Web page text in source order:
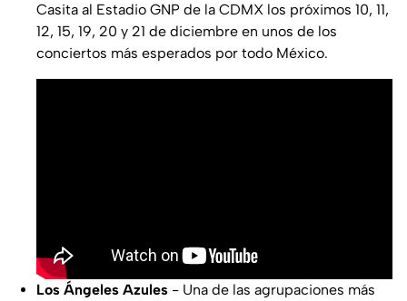
Casita al Estadio GNP de la CDMX los próximos 10, 11,
12, 15, 19, 20 y 21 de diciembre en unos de los
conciertos más esperados por todo México.
Los Ángeles Azules - Una de las agrupaciones más